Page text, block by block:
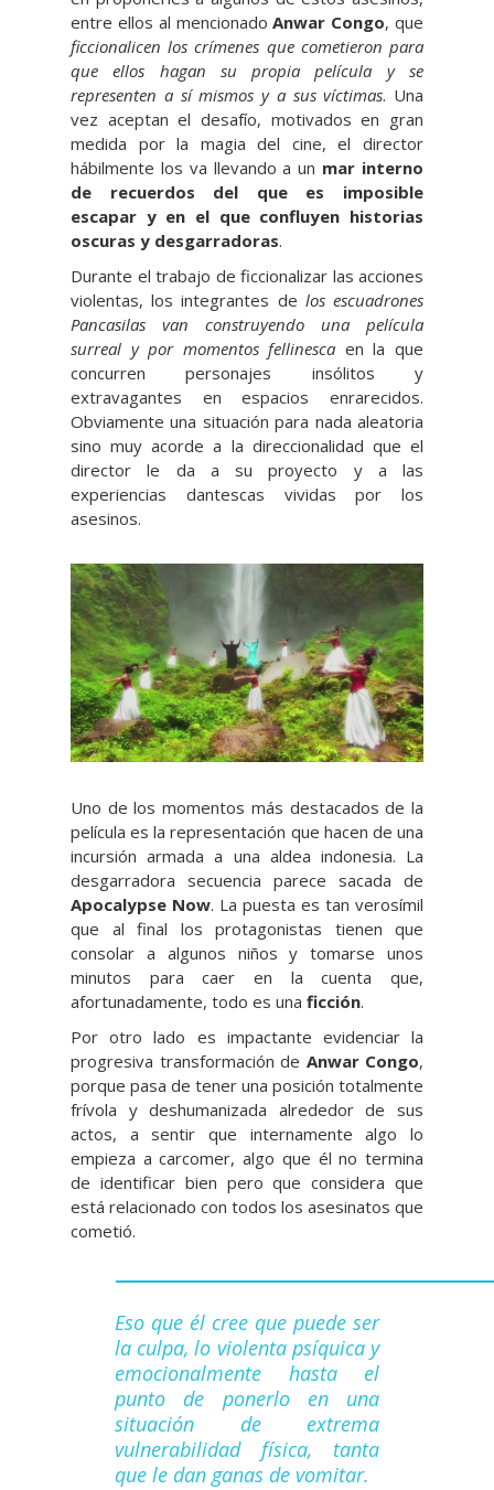
entre ellos al mencionadoAnwar Congo, que
ficcionalicen los crímenes que cometieron para
que ellos hagan su propia película y se
representen a sí mismos y a sus víctimas. Una
vez aceptan el desafío, motivados en gran
medida por la magia del cine, el director
hábilmente los va llevando a un mar interno
de recuerdos del que es imposible
escapar y en el que confluyen historias
oscuras y desgarradoras.
Durante el trabajo de ficcionalizar las acciones
violentas, los integrantes de los escuadrones
Pancasilas van construyendo una película
surreal y por momentos fellinesca en la que
concurren personajes insólitos y
extravagantes en espacios enrarecidos.
Obviamente una situación para nada aleatoria
sino muy acorde a la direccionalidad que el
director le da a su proyecto y a las
experiencias dantescas vividas por los
asesinos.
Uno de los momentos más destacados de la
película es la representación que hacen de una
incursión armada a una aldea indonesia. La
desgarradora secuencia parece sacada de
Apocalypse Now. La puesta es tan verosímil
que al final los protagonistas tienen que
consolar a algunos niños y tomarse unos
minutos para caer en la cuenta que,
afortunadamente, todo es una ficción.
Por otro lado es impactante evidenciar la
progresiva transformación de Anwar Congo,
porque pasa de tener una posición totalmente
frívola y deshumanizada alrededor de sus
actos, a sentir que internamente algo lo
empieza a carcomer, algo que él no termina
de identificar bien pero que considera que
está relacionado con todos los asesinatos que
cometió.
Eso que él cree que puede ser
la culpa, lo violenta psíquica y
emocionalmente hasta el
punto de ponerlo en una
situación de extrema
vulnerabilidad física, tanta
que le dan ganas de vomitar.